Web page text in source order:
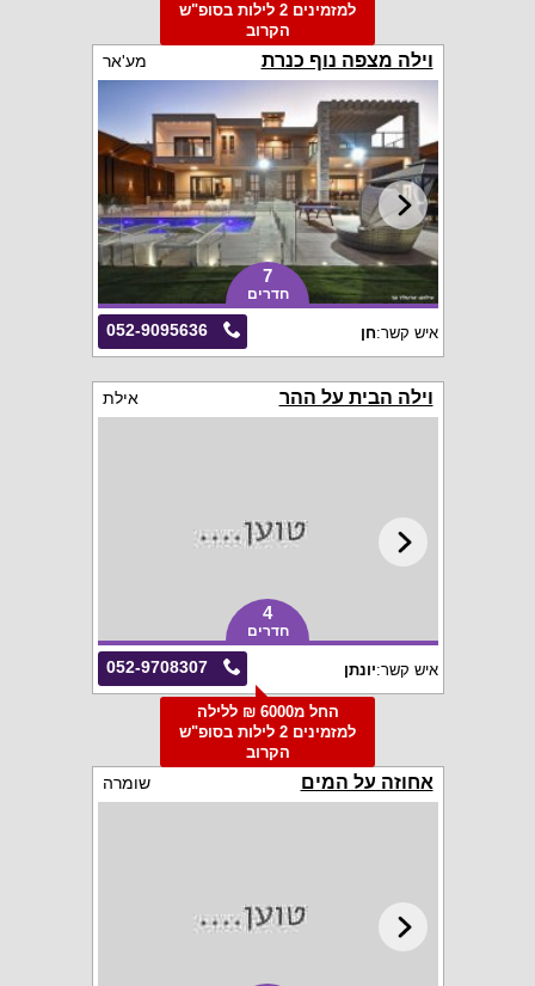
למזמינים 2 לילות בסופ"ש
הקרוב
וילה מצפה נוף כנרת מע'אר
7
חדרים
052-9095636 איש קשר:חן
וילה הבית על ההר אילת
4
חדרים
052-9708307 איש קשר:יונתן
החל מ6000 ₪ ללילה
למזמינים 2 לילות בסופ"ש
הקרוב
אחוזה על המים שומרה